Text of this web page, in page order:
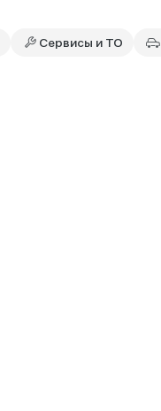
Сервисы и ТО